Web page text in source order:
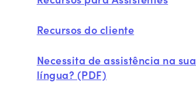
Recursos do cliente
Necessita de assistência na sua
língua? (PDF)